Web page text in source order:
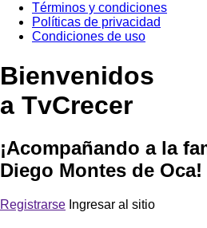
Términos y condiciones
Políticas de privacidad
Condiciones de uso
Bienvenidos
a TvCrecer
¡Acompañando a la
Diego Montes de Oca!
Registrarse Ingresar al sitio